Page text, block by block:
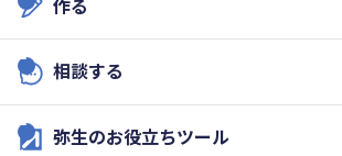
相談する
弥生のお役立ちツール